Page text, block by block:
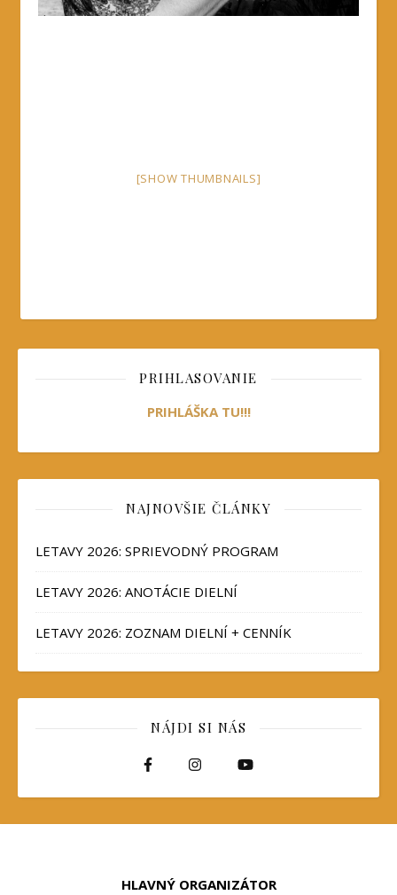
[SHOW THUMBNAILS]
PRIHLASOVANIE
PRIHLÁŠKA TU!!!
NAJNOVŠIE ČLÁNKY
LETAVY 2026: SPRIEVODNÝ PROGRAM
LETAVY 2026: ANOTÁCIE DIELNÍ
LETAVY 2026: ZOZNAM DIELNÍ + CENNÍK
NÁJDI SI NÁS
HLAVNÝ ORGANIZÁTOR